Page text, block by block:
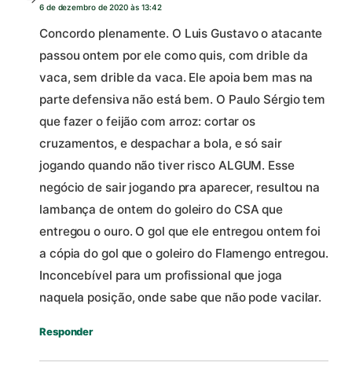
6 de dezembro de 2020 às 13:42
Concordo plenamente. O Luis Gustavo o atacante
passou ontem por ele como quis, com drible da
vaca, sem drible da vaca. Ele apoia bem mas na
parte defensiva não está bem. O Paulo Sérgio tem
que fazer o feijão com arroz: cortar os
cruzamentos, e despachar a bola, e só sair
jogando quando não tiver risco ALGUM. Esse
negócio de sair jogando pra aparecer, resultou na
lambança de ontem do goleiro do CSA que
entregou o ouro. O gol que ele entregou ontem foi
a cópia do gol que o goleiro do Flamengo entregou.
Inconcebível para um profissional que joga
naquela posição, onde sabe que não pode vacilar.
Responder